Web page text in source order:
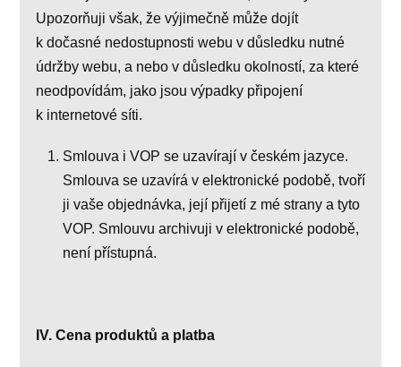
Upozorňuji však, že výjimečně může dojít
k dočasné nedostupnosti webu v důsledku nutné
údržby webu, a nebo v důsledku okolností, za které
neodpovídám, jako jsou výpadky připojení
k internetové síti.
Smlouva i VOP se uzavírají v českém jazyce.
Smlouva se uzavírá v elektronické podobě, tvoří
ji vaše objednávka, její přijetí z mé strany a tyto
VOP. Smlouvu archivuji v elektronické podobě,
není přístupná.
IV. Cena produktů a platba